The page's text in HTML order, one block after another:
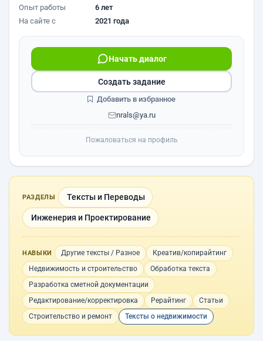
Опыт работы
6 лет
На сайте с
2021 года
Начать диалог
nrals@ya.ru
Создать задание
Добавить в избранное
Пожаловаться на профиль
РАЗДЕЛЫ Тексты и Переводы
Инженерия и Проектирование
НАВЫКИ Другие тексты / Разное
Креатив/копирайтинг
Недвижимость и строительство
Обработка текста
Разработка сметной документации
Редактирование/корректировка
Рерайтинг
Статьи
Строительство и ремонт
Тексты о недвижимости